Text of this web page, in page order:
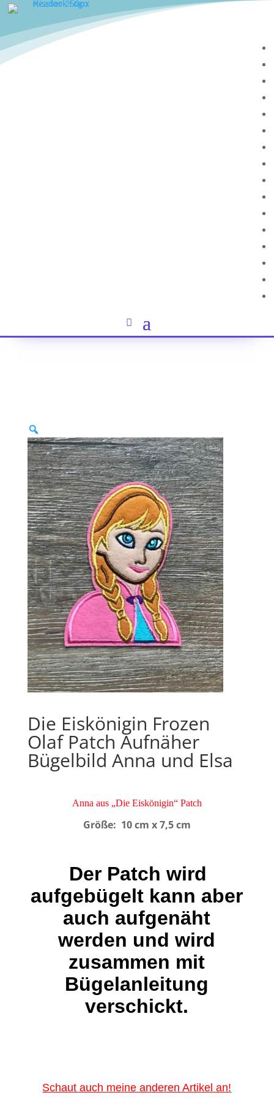
Die Eiskönigin Frozen
Olaf Patch Aufnäher
Bügelbild Anna und Elsa
Anna aus „Die Eiskönigin“ Patch
Größe: 10 cm x 7,5 cm
Der Patch wird
aufgebügelt kann aber
auch aufgenäht
werden und wird
zusammen mit
Bügelanleitung
verschickt.
Schaut auch meine anderen Artikel an!